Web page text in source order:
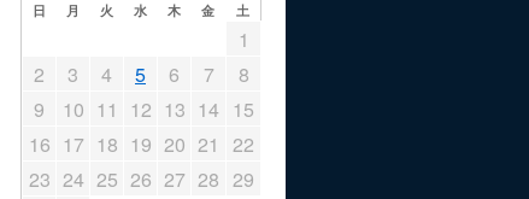
日 月 火 水 木 金 土
1
2
3 4 5 6 7
8
9
10 11 12 13 14 15
16 17 18 19 20 21
22
23 24 25 26 27 28 29